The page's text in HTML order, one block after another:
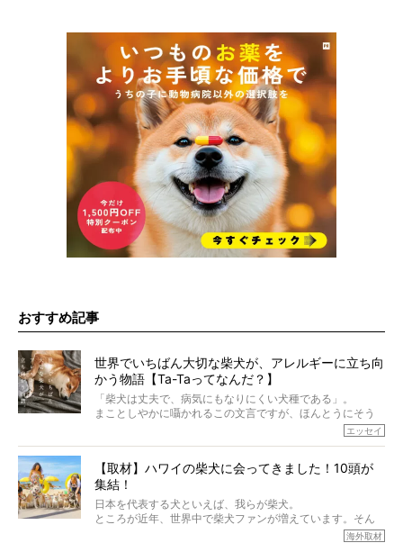
おすすめ記事
世界でいちばん大切な柴犬が、アレルギーに立ち向
かう物語【Ta-Taってなんだ？】
「柴犬は丈夫で、病気にもなりにくい犬種である」。
まことしやかに囁かれるこの文言ですが、ほんとうにそう
でも、いざそれぞれの個体を見ていくと、丈夫で病気にも
なりにくい、とは言えないような気もするのです。
実際に「病気にならない」などということはないし、飼い
主はそのためにやるべきことがある。
今回は、柴犬に関わる方たちすべてに読んで欲しい、ある
エッセイ
【取材】ハワイの柴犬に会ってきました！10頭が
集結！
日本を代表する犬といえば、我らが柴犬。
ところが近年、世界中で柴犬ファンが増えています。そん
な中「柴犬ライフ」が目をつけたのは、南の楽園ハワイ。
海外取材